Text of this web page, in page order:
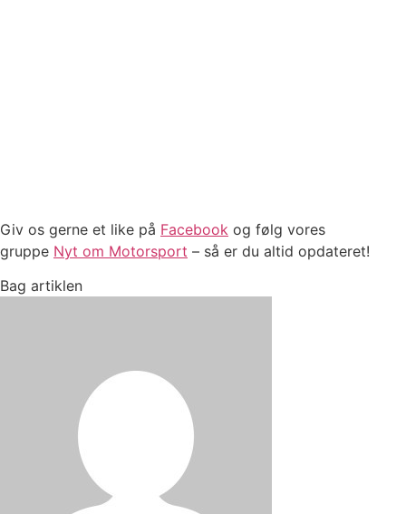
Giv os gerne et like på Facebook og følg vores
gruppe Nyt om Motorsport – så er du altid opdateret!
Bag artiklen